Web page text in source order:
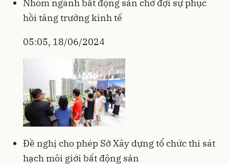
Nhóm ngành bất động sản chờ đợi sự phục
hồi tăng trưởng kinh tế
05:05, 18/06/2024
Đề nghị cho phép Sở Xây dựng tổ chức thi sát
hạch môi giới bất động sản